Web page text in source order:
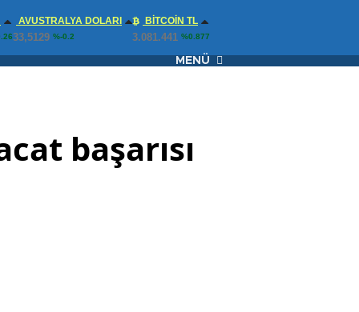
AVUSTRALYA DOLARI
33,5129 %-0.2
BITCOIN TL
3.081.441 %0.877
MENÜ
başarısı